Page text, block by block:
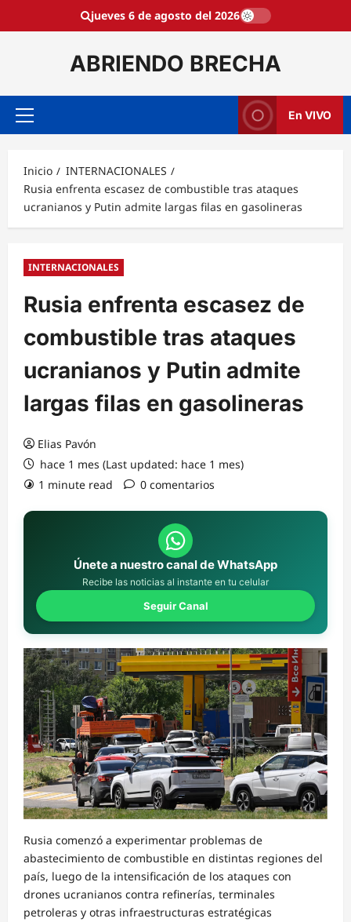
jueves 6 de agosto del 2026
ABRIENDO BRECHA
Menú
En VIVO
Inicio
INTERNACIONALES
Rusia enfrenta escasez de combustible tras ataques
ucranianos y Putin admite largas filas en gasolineras
INTERNACIONALES
Rusia enfrenta escasez de
combustible tras ataques
ucranianos y Putin admite
largas filas en gasolineras
Elias Pavón
hace 1 mes (Last updated: hace 1 mes)
1 minute read
0 comentarios
Únete a nuestro canal de WhatsApp
Recibe las noticias al instante en tu celular
Seguir Canal
Rusia comenzó a experimentar problemas de
abastecimiento de combustible en distintas regiones del
país, luego de la intensificación de los ataques con
drones ucranianos contra refinerías, terminales
petroleras y otras infraestructuras estratégicas